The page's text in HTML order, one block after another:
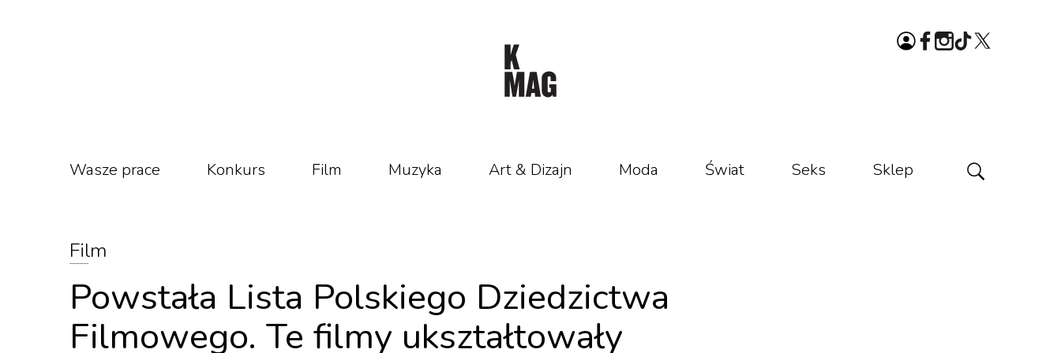
Wasze prace Konkurs Film Muzyka Art & Dizajn Moda Świat Seks Sklep
Film
Powstała Lista Polskiego Dziedzictwa
Filmowego. Te filmy ukształtowały